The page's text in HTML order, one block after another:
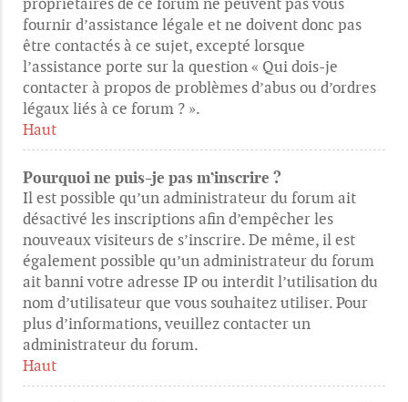
fournir d’assistance légale et ne doivent donc pas
être contactés à ce sujet, excepté lorsque
l’assistance porte sur la question « Qui dois-je
contacter à propos de problèmes d’abus ou d’ordres
légaux liés à ce forum ? ».
Haut
Pourquoi ne puis-je pas m’inscrire ?
Il est possible qu’un administrateur du forum ait
désactivé les inscriptions afin d’empêcher les
nouveaux visiteurs de s’inscrire. De même, il est
également possible qu’un administrateur du forum
ait banni votre adresse IP ou interdit l’utilisation du
nom d’utilisateur que vous souhaitez utiliser. Pour
plus d’informations, veuillez contacter un
administrateur du forum.
Haut